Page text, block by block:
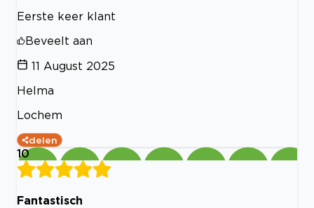
Eerste keer klant
Beveelt aan
11 August 2025
Helma
Lochem
delen
10
Fantastisch